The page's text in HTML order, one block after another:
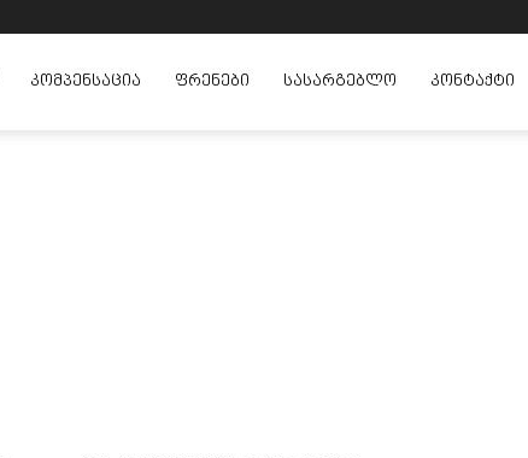
ᲙᲝᲛᲞᲔᲜᲡᲐᲪᲘᲐ ᲤᲠᲔᲜᲔᲑᲘ ᲡᲐᲡᲐᲠᲒᲔᲑᲚᲝ ᲙᲝᲜᲢᲐᲥᲢᲘ